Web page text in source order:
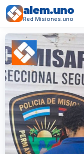
alem.uno
Red Misiones.uno